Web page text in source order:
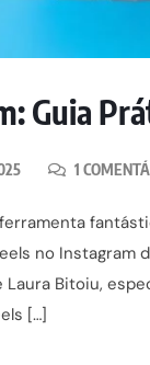
Guia
1
no Instagram
Laura Bitoiu,
[…]